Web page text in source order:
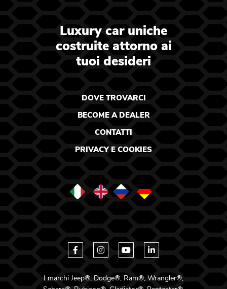
Luxury car uniche
costruite attorno ai
tuoi desideri
DOVE TROVARCI
BECOME A DEALER
CONTATTI
PRIVACYE COOKIES
I marchi Jeep®, Dodge®, Ram®, Wrangler®,